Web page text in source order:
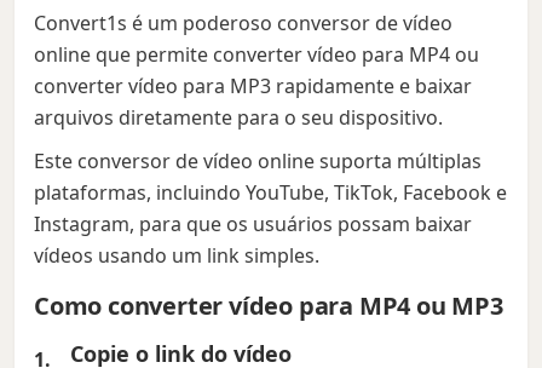
Convert1s é um poderoso conversor de vídeo
online que permite converter vídeo para MP4 ou
converter vídeo para MP3 rapidamente e baixar
arquivos diretamente para o seu dispositivo.
Este conversor de vídeo online suporta múltiplas
plataformas, incluindo YouTube, TikTok, Facebook e
Instagram, para que os usuários possam baixar
vídeos usando um link simples.
Como converter vídeo para MP4 ou MP3
Copie o link do vídeo